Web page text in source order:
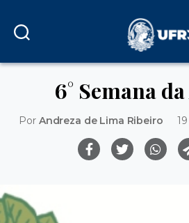
6° Semana
Por Andreza de Lima Ribeiro